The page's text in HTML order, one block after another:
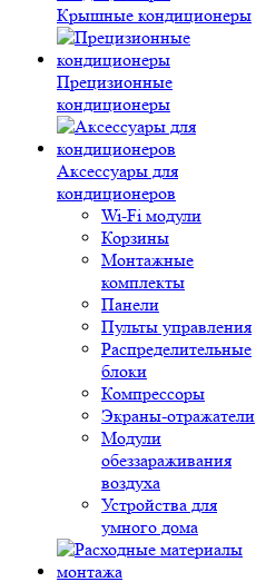
Крышные кондиционеры
Прецизионные
кондиционеры
Аксессуары для
кондиционеров
Wi-Fi модули
Корзины
Монтажные
комплекты
Панели
Пульты управления
Распределительные
блоки
Компрессоры
Экраны-отражатели
Модули
обеззараживания
воздуха
Устройства для
умного дома